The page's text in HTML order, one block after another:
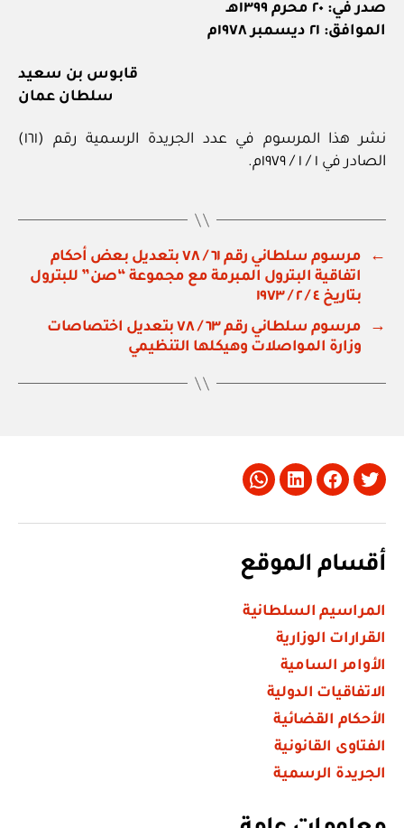
صدر في: ٢٠ محرم ١٣٩٩هـ
الموافق: ٢١ ديسمبر ١٩٧٨م
قابوس بن سعيد
سلطان عمان
نشر هذا المرسوم في عدد الجريدة الرسمية رقم (١٦١)
الصادر في ١ / ١ / ١٩٧٩م.
←
مرسوم سلطاني رقم ٦١ / ٧٨ بتعديل بعض أحكام
اتفاقية البترول المبرمة مع مجموعة “صن” للبترول
بتاريخ ٤ / ٢ / ١٩٧٣
→
مرسوم سلطاني رقم ٦٣ / ٧٨ بتعديل اختصاصات
وزارة المواصلات وهيكلها التنظيمي
Twitter
Facebook
LinkedIn
Whatsapp
أقسام الموقع
المراسيم السلطانية
القرارات الوزارية
الأوامر السامية
الاتفاقيات الدولية
الأحكام القضائية
الفتاوى القانونية
الجريدة الرسمية